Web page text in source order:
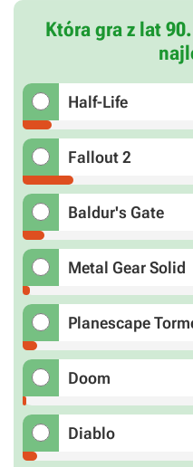
Która gra z lat
Half-Life
Fallout 2
Baldur's Gate
Metal Gear Solid
Planescape
Doom
Diablo